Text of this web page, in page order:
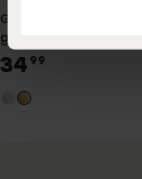
Gerecycleerd zilveren
golplated armband
34 99